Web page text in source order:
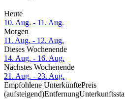
Heute
10. Aug. - 11. Aug.
Morgen
11. Aug. - 12. Aug.
Dieses Wochenende
14. Aug. - 16. Aug.
Nächstes Wochenende
21. Aug. - 23. Aug.
Empfohlene UnterkünftePreis
(aufsteigend)Entfernung